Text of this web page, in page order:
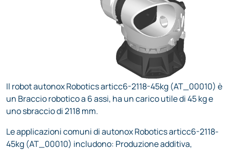
Il robot autonox Robotics articc6-2118-45kg (AT_00010) è
un Braccio robotico a 6 assi, ha un carico utile di 45 kg e
uno sbraccio di 2118 mm.
Le applicazioni comuni di autonox Robotics articc6-2118-
45kg (AT_00010) includono: Produzione additiva,